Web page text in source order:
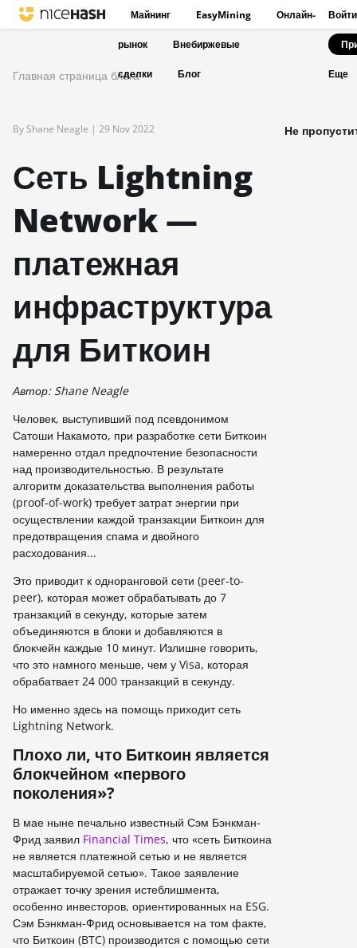
Майнинг EasyMining Онлайн-
рынок Внебиржевые
сделки Блог
Войти
Еще
Главная страница блога
By Shane Neagle | 29 Nov 2022
Сеть Lightning
Network —
платежная
инфраструктура
для Биткоин
Автор: Shane Neagle
Человек, выступивший под псевдонимом
Сатоши Накамото, при разработке сети Биткоин
намеренно отдал предпочтение безопасности
над производительностью. В результате
алгоритм доказательства выполнения работы
(proof-of-work) требует затрат энергии при
осуществлении каждой транзакции Биткоин для
предотвращения спама и двойного
расходования...
Это приводит к одноранговой сети (peer-to-
peer), которая может обрабатывать до 7
транзакций в секунду, которые затем
объединяются в блоки и добавляются в
блокчейн каждые 10 минут. Излишне говорить,
что это намного меньше, чем у Visa, которая
обрабатвает 24 000 транзакций в секунду.
Но именно здесь на помощь приходит сеть
Lightning Network.
Плохо ли, что Биткоин является
блокчейном «первого
поколения»?
В мае ныне печально известный Сэм Бэнкман-
Фрид заявил Financial Times, что «сеть Биткоина
не является платежной сетью и не является
масштабируемой сетью». Такое заявление
отражает точку зрения истеблишмента,
особенно инвесторов, ориентированных на ESG.
Сэм Бэнкман-Фрид основывается на том факте,
что Биткоин (BTC) производится с помощью сети
Не